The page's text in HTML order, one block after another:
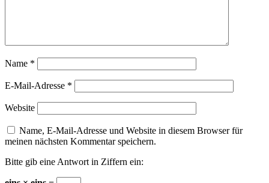
Name *
E-Mail-Adresse *
Website
Name, E-Mail-Adresse und Website in diesem Browser für
meinen nächsten Kommentar speichern.
Bitte gib eine Antwort in Ziffern ein: